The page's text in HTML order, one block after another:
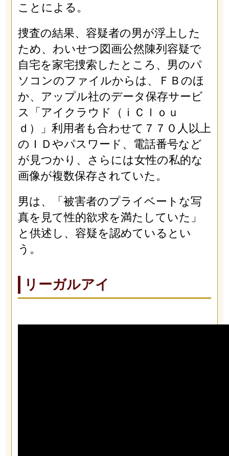
ことによる。
捜査の結果、容疑者の男が浮上した
ため、わいせつ図画公然陳列容疑で
自宅を家宅捜索したところ、男のパ
ソコンのファイルからは、ＦＢのほ
か、アップル社のデータ保存サービ
ス「アイクラウド（ｉＣｌｏｕ
ｄ）」利用者も合わせて７７０人以上
のＩＤやパスワード、電話番号など
が見つかり、さらには女性の私的な
画像が複数保存されていた。
男は、「被害者のプライベートな写
真を見て性的欲求を満たしていた」
と供述し、容疑を認めているとい
う。
リーガルアイ